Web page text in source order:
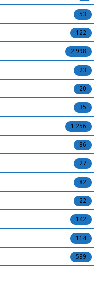
53
122
2 998
23
20
35
1 256
86
27
82
22
142
114
539